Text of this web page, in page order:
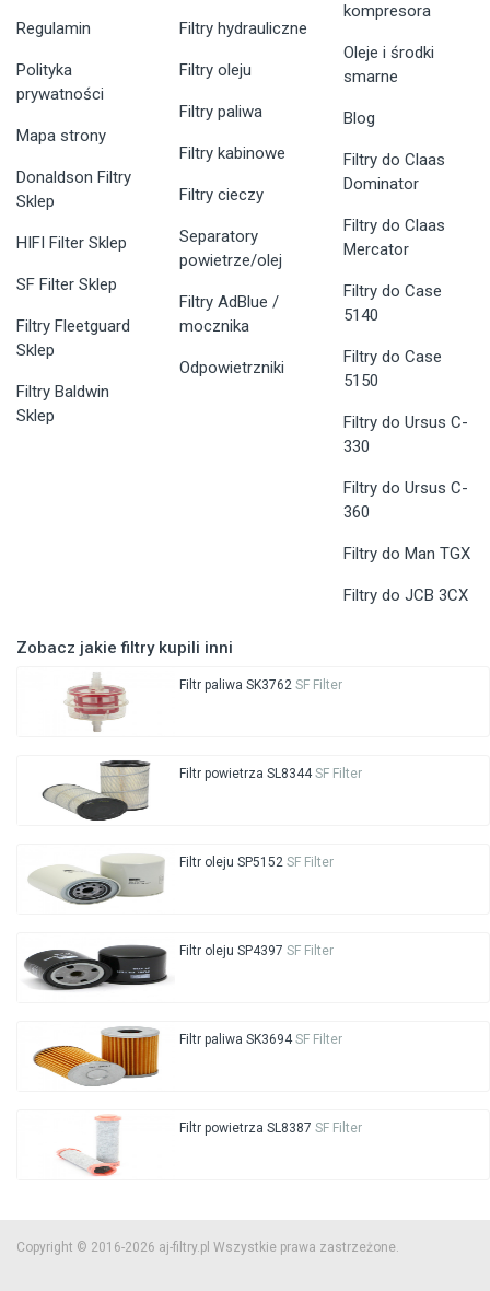
Regulamin
Polityka
prywatności
Mapa strony
Donaldson Filtry
Sklep
HIFI Filter Sklep
SF Filter Sklep
Filtry Fleetguard
Sklep
Filtry Baldwin
Sklep
Filtry hydrauliczne
Filtry oleju
Filtry paliwa
Filtry kabinowe
Filtry cieczy
Separatory
powietrze/olej
Filtry AdBlue /
mocznika
Odpowietrzniki
kompresora
Oleje i środki
smarne
Blog
Filtry do Claas
Dominator
Filtry do Claas
Mercator
Filtry do Case
5140
Filtry do Case
5150
Filtry do Ursus C-
330
Filtry do Ursus C-
360
Filtry do Man TGX
Filtry do JCB 3CX
Zobacz jakie filtry kupili inni
Filtr paliwa SK3762 SF Filter
Filtr powietrza SL8344SF Filter
Filtr oleju SP5152 SF Filter
Filtr oleju SP4397 SF Filter
Filtr paliwa SK3694SF Filter
Filtr powietrza SL8387 SF Filter
Copyright © 2016-2026 aj-filtry.pl Wszystkie prawa zastrzeżone.